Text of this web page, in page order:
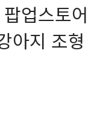
업스토어
아지 조형